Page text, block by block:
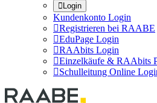
Login
Kundenkonto Login
Registrieren bei RAABE
EduPage Login
RAAbits Login
Einzelkäufe & RAAbits
Schulleitung Online